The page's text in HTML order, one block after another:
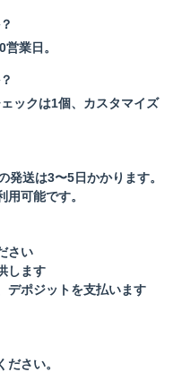
業日。
ックは1個、カスタマイズ
送は3〜5日かかります。
可能です。
さい
します
デポジットを支払います
さい。